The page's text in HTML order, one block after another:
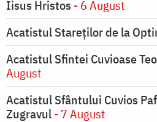
Iisus Hristos - 6 August
Acatistul Stareţilor de la
Acatistul Sfintei Cuvioase
August
Acatistul Sfântului Cuvios
Zugravul- 7 August